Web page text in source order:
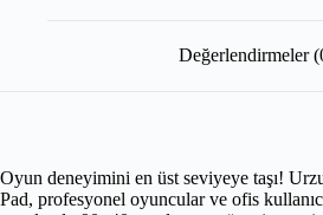
Değerlendirmeler
Oyun deneyimini en üst seviyeye taşı!
Pad, profesyonel oyuncular ve ofis